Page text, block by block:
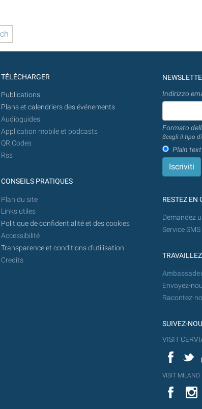
TÉLÉCHARGER
Publications
Plans et calendriers des événements
Audioguides
Application mobile et podcasts
QR Codes
Rss
CONSEILS PRATIQUES
Plan du site
Links utiles
Politique de confidentialité et des cookies
Accessibilité
Transparence et conditions d'utilisation
Credits
Indirizzo
Formato
Scegli il tipo
Plain text
RESTEZ EN
Demandez
Service SMS
Envoyez-
Racontez-
SUIVEZ-
VISIT
YouT
VISIT
Flick
VISIT
MILANO